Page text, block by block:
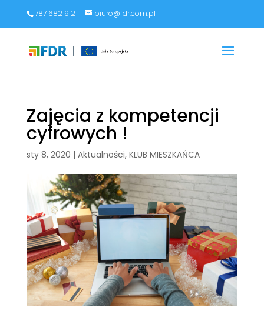
787 682 912 biuro@fdr.com.pl
Zajęcia z kompetencji
cyfrowych !
sty 8, 2020 | Aktualności, KLUB MIESZKAŃCA